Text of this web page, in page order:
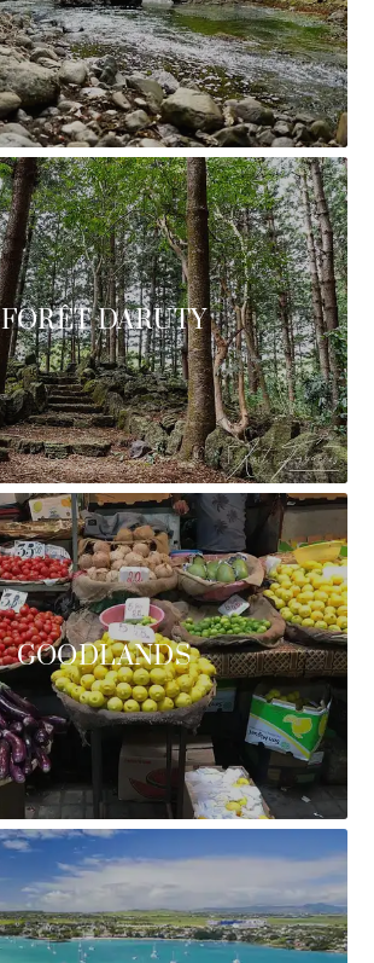
FORÊT DARUTY
GOODLANDS